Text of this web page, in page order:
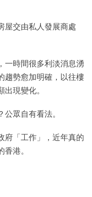
屋交由私人發展商處
一時間很多利淡消息湧
趨勢愈加明確，以往樓
現變化。
眾自有看法。
府「工作」，近年真的
港。